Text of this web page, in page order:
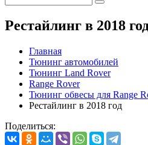
Рестайлинг в 2018
Главная
Тюнинг автомобилей
Тюнинг Land Rover
Range Rover
Тюнинг обвесы для Range
Рестайлинг в 2018 год
Поделиться: